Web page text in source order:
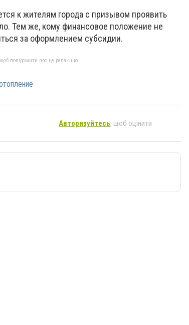
к жителям города с призывом проявить
Тем же, кому финансовое положение не
за оформлением субсидии.
повідомити про це редакцію
Авторизуйтесь, щоб оцінити